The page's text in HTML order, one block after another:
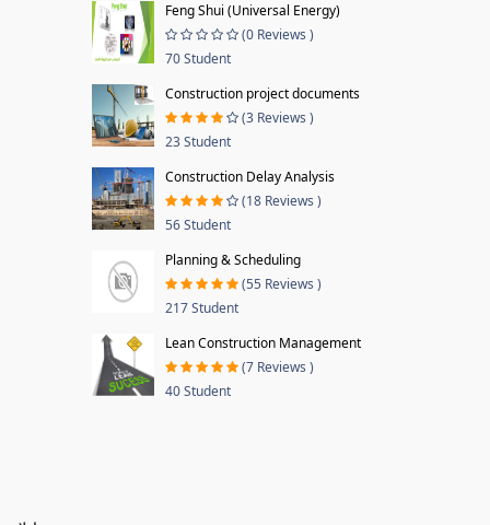
Feng Shui (Universal Energy)
(0 Reviews )
70 Student
Construction project documents
(3 Reviews )
23 Student
Construction Delay Analysis
(18 Reviews )
56 Student
Planning & Scheduling
(55 Reviews )
217 Student
Lean Construction Management
(7 Reviews )
40 Student